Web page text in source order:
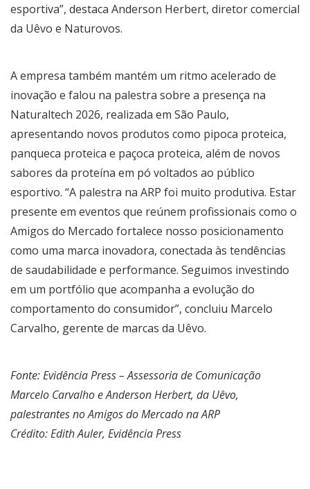
esportiva”, destaca Anderson Herbert, diretor comercial
da Uêvo e Naturovos.
A empresa também mantém um ritmo acelerado de
inovação e falou na palestra sobre a presença na
Naturaltech 2026, realizada em São Paulo,
apresentando novos produtos como pipoca proteica,
panqueca proteica e paçoca proteica, além de novos
sabores da proteína em pó voltados ao público
esportivo. “A palestra na ARP foi muito produtiva. Estar
presente em eventos que reúnem profissionais como o
Amigos do Mercado fortalece nosso posicionamento
como uma marca inovadora, conectada às tendências
de saudabilidade e performance. Seguimos investindo
em um portfólio que acompanha a evolução do
comportamento do consumidor”, concluiu Marcelo
Carvalho, gerente de marcas da Uêvo.
Fonte: Evidência Press – Assessoria de Comunicação
Marcelo Carvalho e Anderson Herbert, da Uêvo,
palestrantes no Amigos do Mercado na ARP
Crédito: Edith Auler, Evidência Press